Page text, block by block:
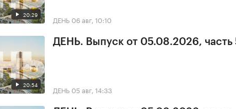
20:29 ДЕНЬ 06 авг, 10:10
20:54
ДЕНЬ. Выпуск от 05.08.2026, часть
ДЕНЬ 05 авг, 14:33